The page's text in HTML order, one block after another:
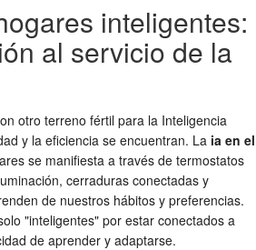
inteligentes:
al servicio de la
otro terreno fértil para la Inteligencia
y la eficiencia se encuentran. La ia en el
se manifiesta a través de termostatos
cerraduras conectadas y
de nuestros hábitos y preferencias.
"inteligentes" por estar conectados a
de aprender y adaptarse.